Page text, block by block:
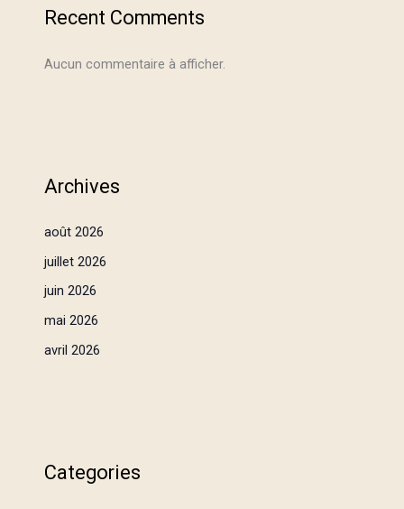
Recent Comments
Aucun commentaire à afficher.
Archives
août 2026
juillet 2026
juin 2026
mai 2026
avril 2026
Categories